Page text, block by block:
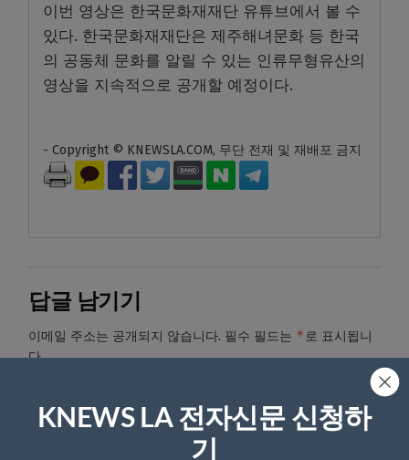
이번 영상은 한국문화재재단 유튜브에서 볼 수
있다. 한국문화재재단은 제주해녀문화 등 한국
의 공동체 문화를 알릴 수 있는 인류무형유산의
영상을 지속적으로 공개할 예정이다.
- Copyright © KNEWSLA.COM, 무단 전재 및 재배포 금지
답글 남기기
이메일 주소는 공개되지 않습니다. 필수 필드는 *로 표시됩니
다
KNEWS LA 전자신문 신청하
기